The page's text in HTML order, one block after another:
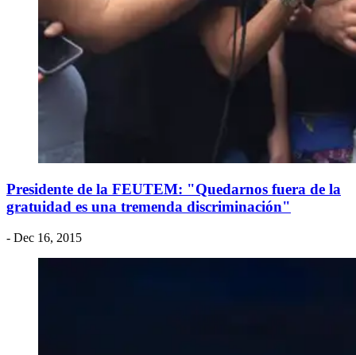
Presidente de la FEUTEM: "Quedarnos fuera de la
gratuidad es una tremenda discriminación"
- Dec 16, 2015